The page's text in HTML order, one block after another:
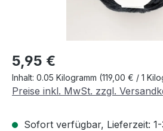
Regulärer Preis:
5,95 €
Inhalt: 0.05 Kilogramm (119,00 € / 1
Preise inkl. MwSt. zzgl.
Sofort verfügbar, Lieferzeit: 1-